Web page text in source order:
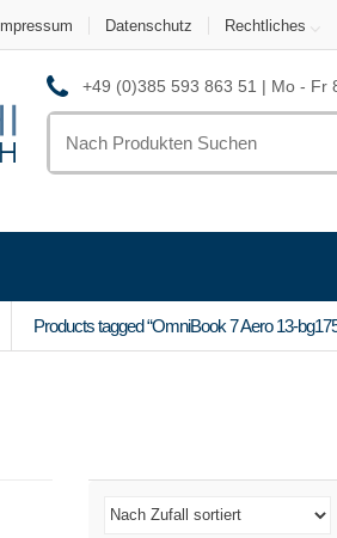
Impressum Datenschutz Rechtliches
+49 (0)385 593 863 51 | Mo - Fr
for:
Products tagged “OmniBook 7 Aero 13-